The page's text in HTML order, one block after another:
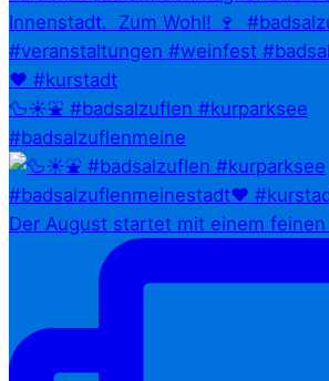
🦆☀️⛲ #badsalzuflen #kurparksee
#badsalzuflenmeine
Der August startet mit einem feinen